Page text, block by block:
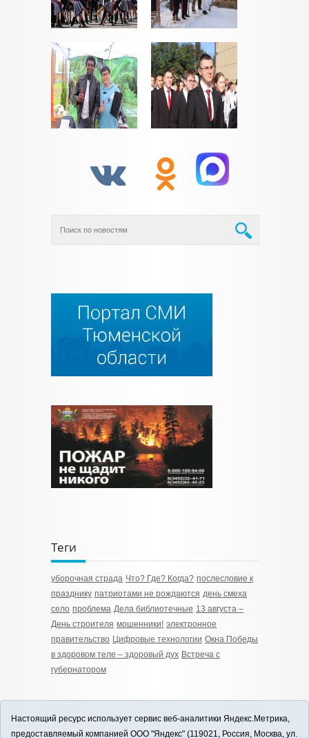
Теги
уборочная страда Что? Где? Когда? послесловие к
празднику патриотами не рождаются день смеха
село проблема Дела библиотечные 13 августа –
День строителя мошенники! электронное
правительство Цифровые технологии Окна Победы
в здоровом теле – здоровый дух Встреча с
губернатором
Настоящий ресурс использует сервис веб-аналитики Яндекс.Метрика,
предоставляемый компанией ООО "Яндекс" (119021, Россия, Москва, ул.